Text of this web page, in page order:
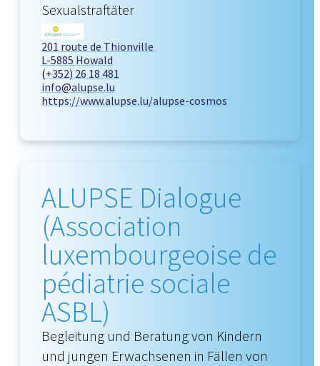
Sexualstraftäter
201 route de Thionville
L-5885 Howald
(+352) 26 18 481
info@alupse.lu
https://www.alupse.lu/alupse-cosmos
ALUPSE Dialogue
(Association
luxembourgeoise de
pédiatrie sociale
ASBL)
Begleitung und Beratung von Kindern
und jungen Erwachsenen in Fällen von